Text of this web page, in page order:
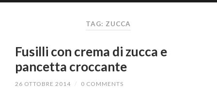
TAG: ZUCCA
Fusilli con crema di zucca e
pancetta croccante
26 OTTOBRE 2014 / 0 COMMENTS